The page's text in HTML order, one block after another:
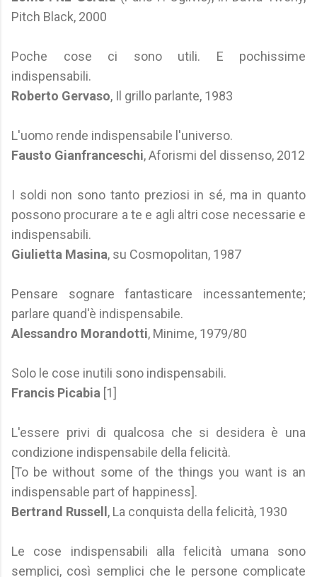
Pitch Black, 2000
Poche cose ci sono utili. E pochissime
indispensabili.
Roberto Gervaso, Il grillo parlante, 1983
L'uomo rende indispensabile l'universo.
Fausto Gianfranceschi, Aforismi del dissenso, 2012
I soldi non sono tanto preziosi in sé, ma in quanto
possono procurare a te e agli altri cose necessarie e
indispensabili.
Giulietta Masina, su Cosmopolitan, 1987
Pensare sognare fantasticare incessantemente;
parlare quand'è indispensabile.
Alessandro Morandotti, Minime, 1979/80
Solo le cose inutili sono indispensabili.
Francis Picabia [1]
L'essere privi di qualcosa che si desidera è una
condizione indispensabile della felicità.
[To be without some of the things you want is an
indispensable part of happiness].
Bertrand Russell , La conquista della felicità, 1930
Le cose indispensabili alla felicità umana sono
semplici, così semplici che le persone complicate